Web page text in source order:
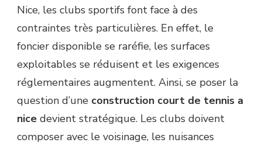
AUX
SPORTIFS
URBAINS
Nice, les clubs sportifs font face à des
contraintes très particulières. En effet, le
foncier disponible se raréfie, les surfaces
exploitables se réduisent et les exigences
réglementaires augmentent. Ainsi, se poser la
question d’une construction court de tennis a
nice devient stratégique. Les clubs doivent
composer avec le voisinage, les nuisances